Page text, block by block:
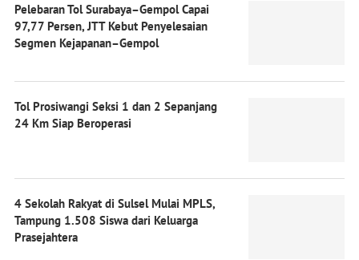
Pelebaran Tol Surabaya–Gempol Capai
97,77 Persen, JTT Kebut Penyelesaian
Segmen Kejapanan–Gempol
Tol Prosiwangi Seksi 1 dan 2 Sepanjang
24 Km Siap Beroperasi
4 Sekolah Rakyat di Sulsel Mulai MPLS,
Tampung 1.508 Siswa dari Keluarga
Prasejahtera